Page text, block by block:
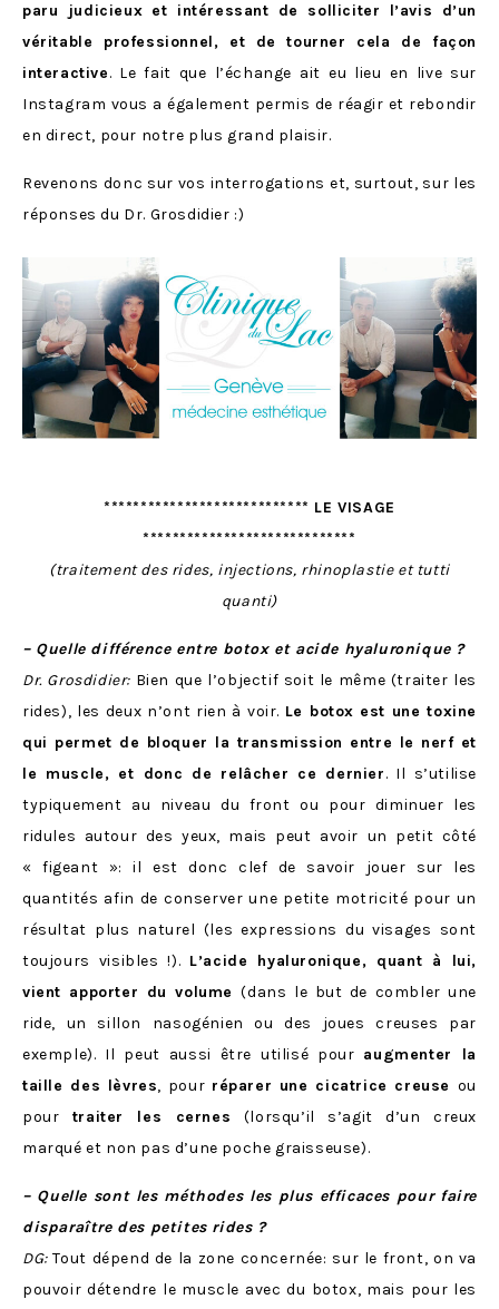
paru judicieux et intéressant de solliciter l’avis d’un
véritable professionnel, et de tourner cela de façon
interactive. Le fait que l’échange ait eu lieu en live sur
Instagram vous a également permis de réagir et rebondir
en direct, pour notre plus grand plaisir.
Revenons donc sur vos interrogations et, surtout, sur les
réponses du Dr. Grosdidier :)
**************************** LE VISAGE
*****************************
(traitement des rides, injections, rhinoplastie et tutti
quanti)
– Quelle différence entre botox et acide hyaluronique ?
Dr. Grosdidier: Bien que l’objectif soit le même (traiter les
rides), les deux n’ont rien à voir. Le botox est une toxine
qui permet de bloquer la transmission entre le nerf et
le muscle, et donc de relâcher ce dernier. Il s’utilise
typiquement au niveau du front ou pour diminuer les
ridules autour des yeux, mais peut avoir un petit côté
« figeant »: il est donc clef de savoir jouer sur les
quantités afin de conserver une petite motricité pour un
résultat plus naturel (les expressions du visages sont
toujours visibles !). L’acide hyaluronique, quant à lui,
vient apporter du volume(dans le but de combler une
ride, un sillon nasogénien ou des joues creuses par
exemple). Il peut aussi être utilisé pour augmenter la
taille des lèvres, pour réparer une cicatrice creuse ou
pour traiter les cernes (lorsqu’il s’agit d’un creux
marqué et non pas d’une poche graisseuse).
– Quelle sont les méthodes les plus efficaces pour faire
disparaître des petites rides ?
DG:Tout dépend de la zone concernée: sur le front, on va
pouvoir détendre le muscle avec du botox, mais pour les